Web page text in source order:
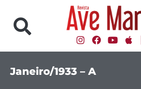
Janeiro/1933 – A